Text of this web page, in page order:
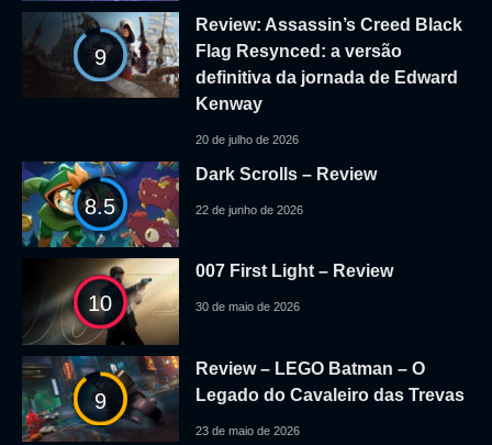
9
Review: Assassin’s Creed Black
Flag Resynced: a versão
definitiva da jornada de Edward
Kenway
20 de julho de 2026
8.5
Dark Scrolls – Review
22 de junho de 2026
10
007 First Light – Review
30 de maio de 2026
9
Review – LEGO Batman – O
Legado do Cavaleiro das Trevas
23 de maio de 2026